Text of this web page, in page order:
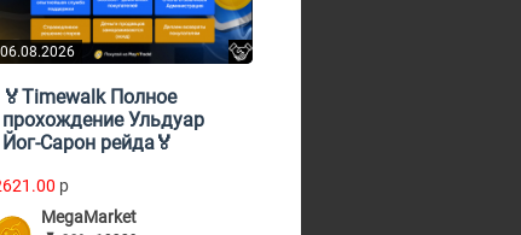
06.08.2026
🏅Timewalk Полное
прохождение Ульдуар
Йог-Сарон рейда🏅
p
MegaMarket